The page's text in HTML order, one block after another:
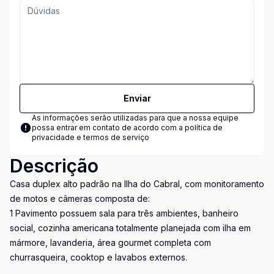
Enviar
As informações serão utilizadas para que a nossa equipe
possa entrar em contato de acordo com a política de
privacidade e termos de serviço
Descrição
Casa duplex alto padrão na Ilha do Cabral, com monitoramento
de motos e câmeras composta de:
1 Pavimento possuem sala para três ambientes, banheiro
social, cozinha americana totalmente planejada com ilha em
mármore, lavanderia, área gourmet completa com
churrasqueira, cooktop e lavabos externos.